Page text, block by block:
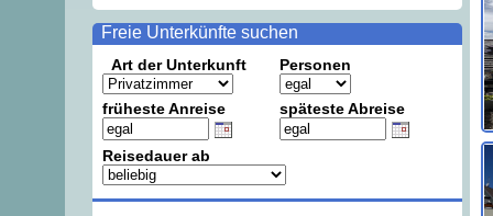
Art der Unterkunft Personen
früheste Anreise späteste Abreise
Reisedauer ab
Freie Unterkünfte suchen